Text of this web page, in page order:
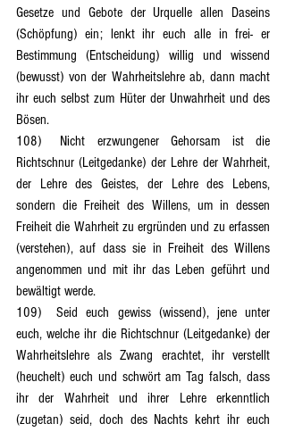
Gesetze und Gebote der Urquelle allen Daseins
(Schöpfung) ein; lenkt ihr euch alle in frei- er
Bestimmung (Entscheidung) willig und wissend
(bewusst) von der Wahrheitslehre ab, dann macht
ihr euch selbst zum Hüter der Unwahrheit und des
Bösen.
108)	Nicht erzwungener Gehorsam ist die
Richtschnur (Leitgedanke) der Lehre der Wahrheit,
der Lehre des Geistes, der Lehre des Lebens,
sondern die Freiheit des Willens, um in dessen
Freiheit die Wahrheit zu ergründen und zu erfassen
(verstehen), auf dass sie in Freiheit des Willens
angenommen und mit ihr das Leben geführt und
bewältigt werde.
109)	Seid euch gewiss (wissend), jene unter
euch, welche ihr die Richtschnur (Leitgedanke) der
Wahrheitslehre als Zwang erachtet, ihr verstellt
(heuchelt) euch und schwört am Tag falsch, dass
ihr der Wahrheit und ihrer Lehre erkenntlich
(zugetan) seid, doch des Nachts kehrt ihr euch